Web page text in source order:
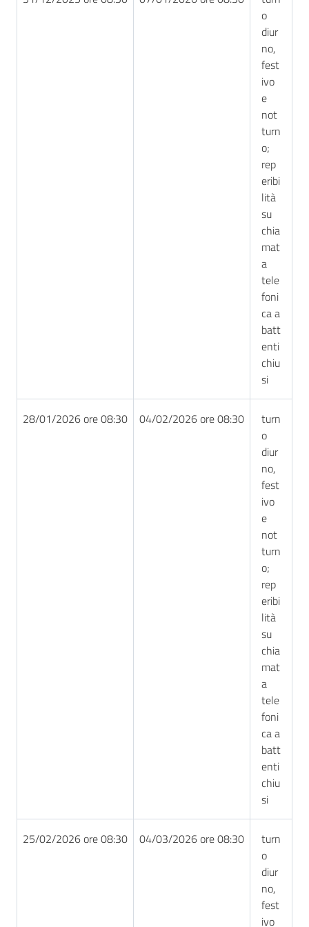
o
diur
no,
fest
ivo
e
not
turn
o;
rep
eribi
lità
su
chia
mat
a
tele
foni
ca a
batt
enti
chiu
si
28/01/2026 ore 08:30 04/02/2026 ore 08:30
turn
o
diur
no,
fest
ivo
e
not
turn
o;
rep
eribi
lità
su
chia
mat
a
tele
foni
ca a
batt
enti
chiu
si
25/02/2026 ore 08:30 04/03/2026 ore 08:30
turn
o
diur
no,
fest
ivo